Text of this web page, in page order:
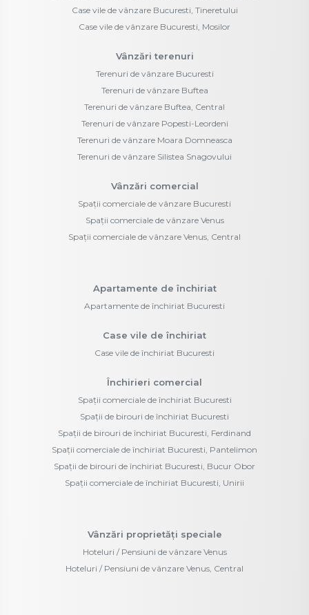
Case vile de vânzare Bucuresti, Tineretului
Case vile de vânzare Bucuresti, Mosilor
Vânzări terenuri
Terenuri de vânzare Bucuresti
Terenuri de vânzare Buftea
Terenuri de vânzare Buftea, Central
Terenuri de vânzare Popesti-Leordeni
Terenuri de vânzare Moara Domneasca
Terenuri de vânzare Silistea Snagovului
Vânzări comercial
Spații comerciale de vânzare Bucuresti
Spații comerciale de vânzare Venus
Spații comerciale de vânzare Venus, Central
Apartamente de închiriat
Apartamente de închiriat Bucuresti
Case vile de închiriat
Case vile de închiriat Bucuresti
Închirieri comercial
Spații comerciale de închiriat Bucuresti
Spații de birouri de închiriat Bucuresti
Spații de birouri de închiriat Bucuresti, Ferdinand
Spații comerciale de închiriat Bucuresti, Pantelimon
Spații de birouri de închiriat Bucuresti, Bucur Obor
Spații comerciale de închiriat Bucuresti, Unirii
Vânzări proprietăți speciale
Hoteluri / Pensiuni de vânzare Venus
Hoteluri / Pensiuni de vânzare Venus, Central